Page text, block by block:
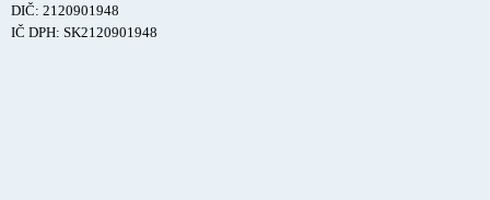
DIČ: 2120901948
IČ DPH: SK2120901948